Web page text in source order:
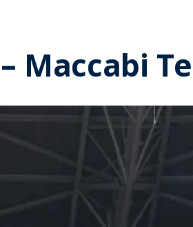
Maccabi